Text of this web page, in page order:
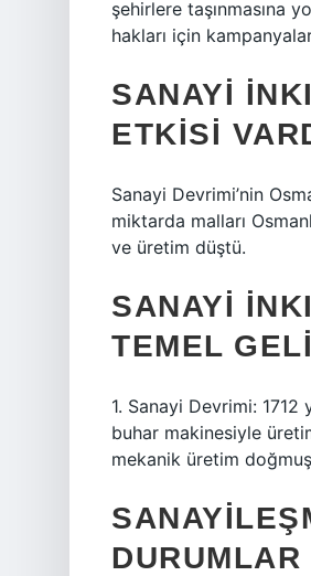
şehirlere taşınmasına
hakları için
SANAYI
ETKISI
Sanayi Devrimi’nin
miktarda malları
ve üretim düştü.
SANAYI
TEMEL
1. Sanayi Devrimi: 1712
buhar makinesiyle
mekanik üretim